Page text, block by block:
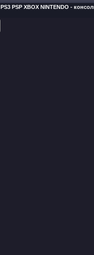
PS3 PSP XBOX NINTENDO -